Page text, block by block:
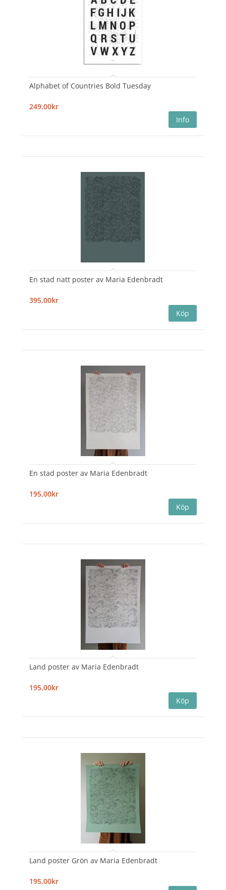
Alphabet of Countries Bold Tuesday
249,00kr
En stad natt poster av Maria Edenbradt
395,00kr
En stad poster av Maria Edenbradt
195,00kr
Land poster av Maria Edenbradt
195,00kr
Land poster Grön av Maria Edenbradt
195,00kr